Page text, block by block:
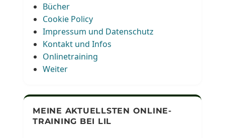
Bücher
Cookie Policy
Impressum und Datenschutz
Kontakt und Infos
Onlinetraining
Weiter
MEINE AKTUELLSTEN ONLINE-
TRAINING BEI LIL